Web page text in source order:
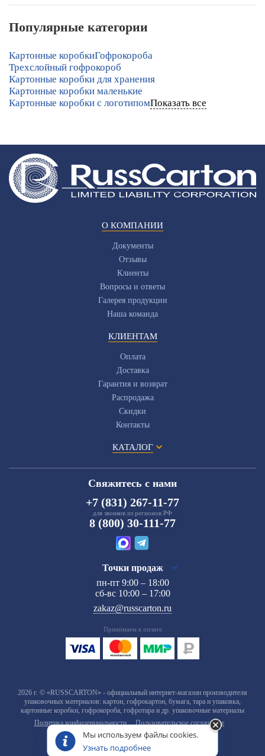
Популярные категории
Картонные коробкиГофрокороба
Трехслойный гофрокороб
Картонные коробки для хранения
Картонные коробки маленькие
Картонные коробки с логотипомПоказать все
О КОМПАНИИ
Документы
Отзывы
Клиенты
Вопросы и ответы
Галерея продукции
Наша команда
КЛИЕНТАМ
Оплата
Доставка
Гарантия и возврат
Распродажа
Скидки
Контакты
КАТАЛОГ
Свяжитесь с нами
+7 (831) 267-11-77
для звонков из регионов РФ
8 (800) 30-111-77
Точки продаж
пн-пт 9:00 – 18:00
сб-вс 10:00 – 17:00
zakaz@russcarton.ru
Принимаем к оплате
2026 г. © «RUSSCARTON» - официальный интернет-магазин производителя
упаковочных материалов: картон, гофрокартон, бумага, тара и упаковка,
картонные коробки, гофрокороба, гофротара и др. упаковочные материалы
Политика конфиденциальности
Пользовательское соглашение
Мы используем файлы cookies.
Узнать подробнее